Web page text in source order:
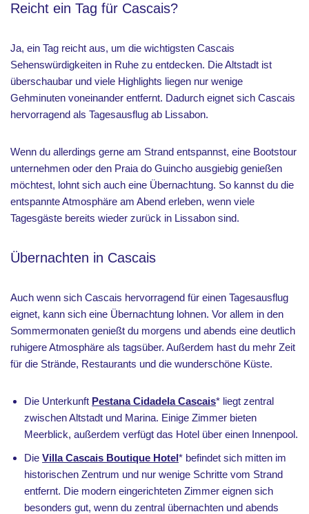
Reicht ein Tag für Cascais?
Ja, ein Tag reicht aus, um die wichtigsten Cascais
Sehenswürdigkeiten in Ruhe zu entdecken. Die Altstadt ist
überschaubar und viele Highlights liegen nur wenige
Gehminuten voneinander entfernt. Dadurch eignet sich Cascais
hervorragend als Tagesausflug ab Lissabon.
Wenn du allerdings gerne am Strand entspannst, eine Bootstour
unternehmen oder den Praia do Guincho ausgiebig genießen
möchtest, lohnt sich auch eine Übernachtung. So kannst du die
entspannte Atmosphäre am Abend erleben, wenn viele
Tagesgäste bereits wieder zurück in Lissabon sind.
Übernachten in Cascais
Auch wenn sich Cascais hervorragend für einen Tagesausflug
eignet, kann sich eine Übernachtung lohnen. Vor allem in den
Sommermonaten genießt du morgens und abends eine deutlich
ruhigere Atmosphäre als tagsüber. Außerdem hast du mehr Zeit
für die Strände, Restaurants und die wunderschöne Küste.
Die Unterkunft Pestana Cidadela Cascais* liegt zentral
zwischen Altstadt und Marina. Einige Zimmer bieten
Meerblick, außerdem verfügt das Hotel über einen Innenpool.
Die Villa Cascais Boutique Hotel* befindet sich mitten im
historischen Zentrum und nur wenige Schritte vom Strand
entfernt. Die modern eingerichteten Zimmer eignen sich
besonders gut, wenn du zentral übernachten und abends